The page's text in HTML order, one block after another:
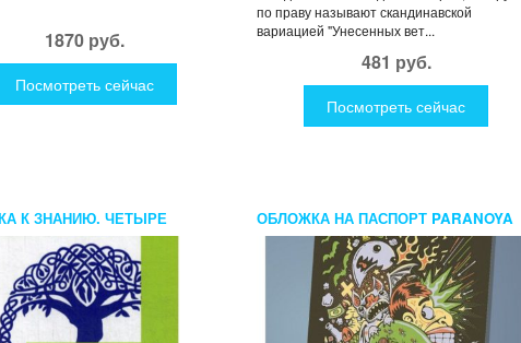
1870 руб.
Посмотреть сейчас
по праву называют скандинавской
вариацией "Унесенных вет...
481 руб.
Посмотреть сейчас
К ЗНАНИЮ. ЧЕТЫРЕ
О ТОМ, КАК СЕМИОТИКА
МИР. МАРКОВ А.В.
ОБЛОЖКА НА ПАСПОРТ PARANOYA